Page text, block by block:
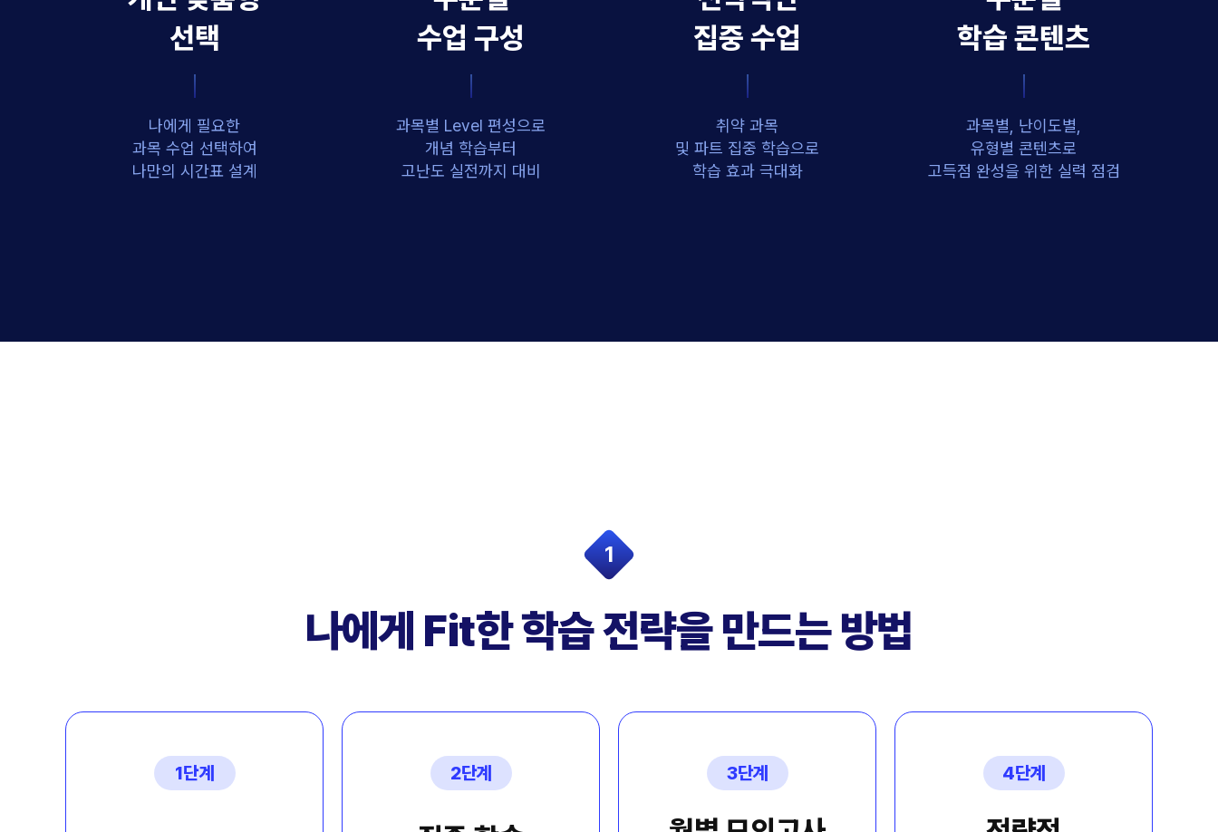
선택
나에게 필요한
과목 수업 선택하여
나만의 시간표 설계
수업 구성
과목별 Level 편성으로
개념 학습부터
고난도 실전까지 대비
집중 수업
취약 과목
및 파트 집중 학습으로
학습 효과 극대화
학습 콘텐츠
과목별, 난이도별,
유형별 콘텐츠로
고득점 완성을 위한 실력 점검
1
나에게 Fit한학습 전략을 만드는 방법
1단계 2단계 3단계 4단계